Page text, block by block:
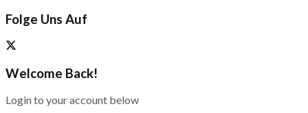
Folge Uns Auf
Welcome Back!
Login to your account below